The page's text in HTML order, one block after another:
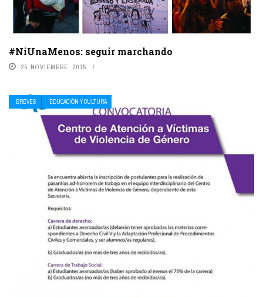
#NiUnaMenos: seguir marchando
25 NOVIEMBRE, 2015
BREVES EDUCACIÓN Y CULTURA